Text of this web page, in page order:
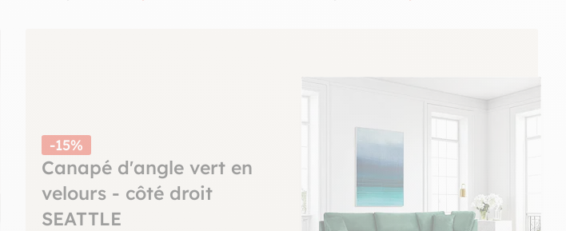
-15%
Canapé d'angle vert en
velours - côté droit
SEATTLE